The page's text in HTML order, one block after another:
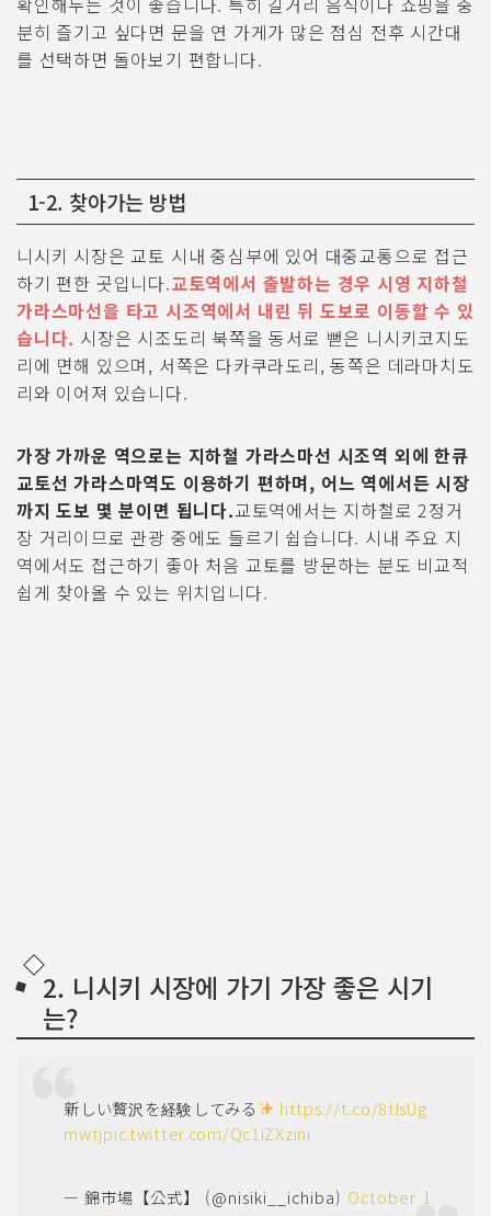
분히 즐기고 싶다면 문을 연 가게가 많은 점심 전후 시간대
를 선택하면 돌아보기 편합니다.
1-2. 찾아가는 방법
니시키 시장은 교토 시내 중심부에 있어 대중교통으로 접근
하기 편한 곳입니다.교토역에서 출발하는 경우 시영 지하철
가라스마선을 타고 시조역에서 내린 뒤 도보로 이동할 수 있
습니다. 시장은 시조도리 북쪽을 동서로 뻗은 니시키코지도
리에 면해 있으며, 서쪽은 다카쿠라도리, 동쪽은 데라마치도
리와 이어져 있습니다.
가장 가까운 역으로는 지하철 가라스마선 시조역 외에 한큐
교토선 가라스마역도 이용하기 편하며, 어느 역에서든 시장
까지 도보 몇 분이면 됩니다.교토역에서는 지하철로 2정거
장 거리이므로 관광 중에도 들르기 쉽습니다. 시내 주요 지
역에서도 접근하기 좋아 처음 교토를 방문하는 분도 비교적
쉽게 찾아올 수 있는 위치입니다.
2. 니시키 시장에 가기 가장 좋은 시기
는?
新しい贅沢を経験してみる
https://t.co/8tIsUg
mwtjpic.twitter.com/Qc1iZXzini
— 錦市場【公式】 (@nisiki__ichiba) October 1